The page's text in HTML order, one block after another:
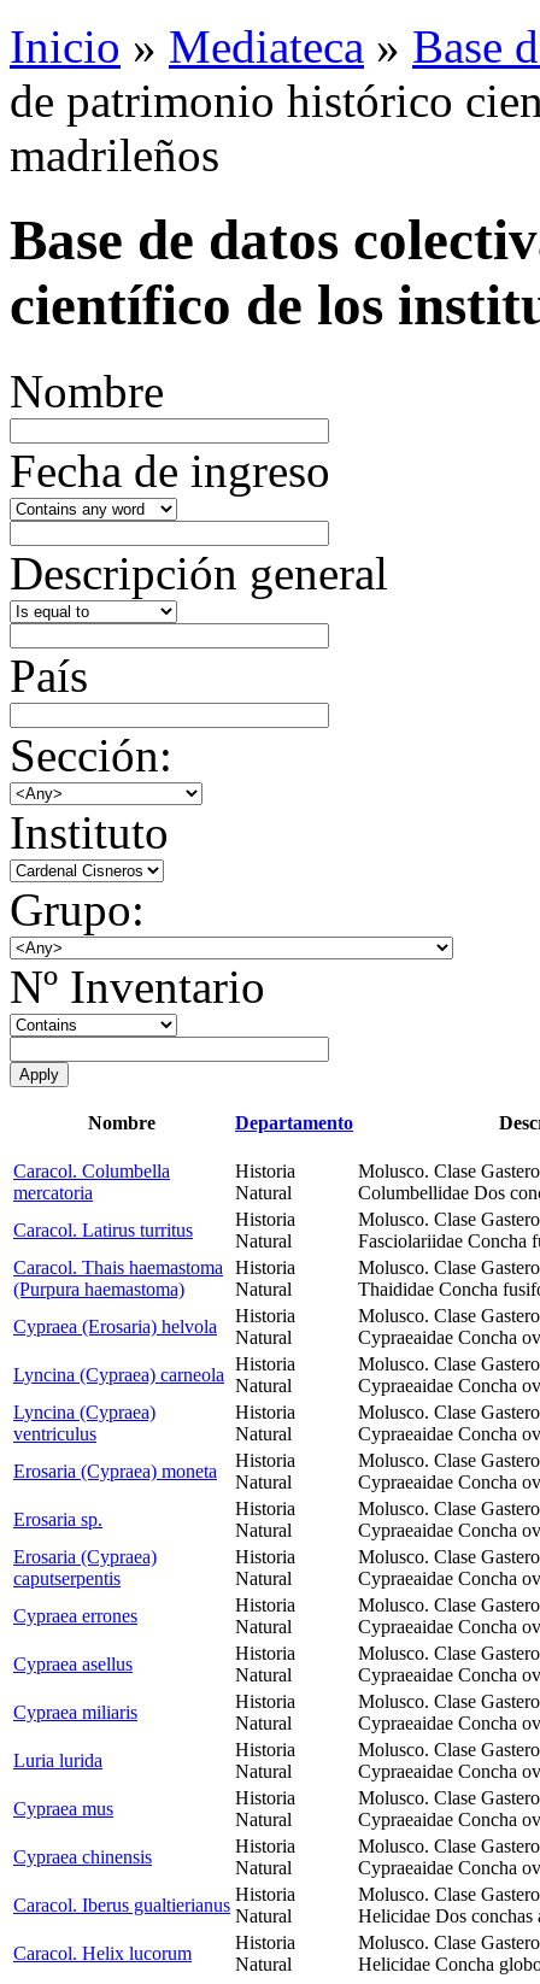
Inicio » Mediateca » Base
de patrimonio histórico
madrileños
Base de datos
científico de los
Nombre
Fecha de ingreso
Descripción general
País
Sección:
Instituto
Grupo:
Nº Inventario
Nombre Departamento
Caracol. Columbella
mercatoria
Historia
Natural
Molusco. Clase
Columbellidae Dos
Caracol. Latirus turritus
Historia
Natural
Molusco. Clase
Fasciolariidae Concha
Caracol. Thais haemastoma
(Purpura haemastoma)
Historia
Natural
Molusco. Clase
Thaididae Concha
Cypraea (Erosaria) helvola
Historia
Natural
Molusco. Clase
Cypraeaidae Concha
Lyncina (Cypraea) carneola
Historia
Natural
Molusco. Clase
Cypraeaidae Concha
Lyncina (Cypraea)
ventriculus
Historia
Natural
Molusco. Clase
Cypraeaidae Concha
Erosaria (Cypraea) moneta
Historia
Natural
Molusco. Clase
Cypraeaidae Concha
Erosaria sp.
Historia
Natural
Molusco. Clase
Cypraeaidae Concha
Erosaria (Cypraea)
caputserpentis
Historia
Natural
Molusco. Clase
Cypraeaidae Concha
Cypraea errones
Historia
Natural
Molusco. Clase
Cypraeaidae Concha
Cypraea asellus
Historia
Natural
Molusco. Clase
Cypraeaidae Concha
Cypraea miliaris
Historia
Natural
Molusco. Clase
Cypraeaidae Concha
Luria lurida
Historia
Natural
Molusco. Clase
Cypraeaidae Concha
Cypraea mus
Historia
Natural
Molusco. Clase
Cypraeaidae Concha
Cypraea chinensis
Historia
Natural
Molusco. Clase
Cypraeaidae Concha
Caracol. Iberus gualtierianus
Historia
Natural
Molusco. Clase
Helicidae Dos conchas
Caracol. Helix lucorum
Historia
Natural
Molusco. Clase
Helicidae Concha